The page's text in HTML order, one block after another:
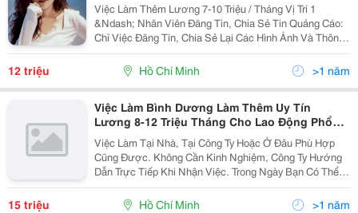
Việc Làm Thêm Lương 7-10 Triệu / Tháng Vị Trí 1
&Ndash; Nhân Viên Đăng Tin, Chia Sẻ Tin Quảng Cáo:
Chỉ Việc Đăng Tin, Chia Sẻ Lại Các Hình Ảnh Và Thông
Tin Sản Phẩm Của Công Ty Như Thời Trang, Mỹ Phẩm,
Điện Tử, Du Lịch,....Lên Diễn Đàn, Nhóm Hội...
12 triệu Hồ Chí Minh >1 năm
Việc Làm Bình Dương Làm Thêm Uy Tín
Lương 8-12 Triệu Tháng Cho Lao Động Phổ
Thông
Việc Làm Tại Nhà, Tại Công Ty Hoặc Ở Đâu Phù Hợp
Cũng Được. Không Cần Kinh Nghiệm, Công Ty Hướng
Dẫn Trực Tiếp Khi Nhận Việc. Trong Ngày Bạn Có Thể
Làm Việc Lúc Nào Cũng Được, Không Yêu Cầu Làm
Việc Liên Tục. Công Việc Ổn Định Và Có Thể Làm...
15 triệu Hồ Chí Minh >1 năm